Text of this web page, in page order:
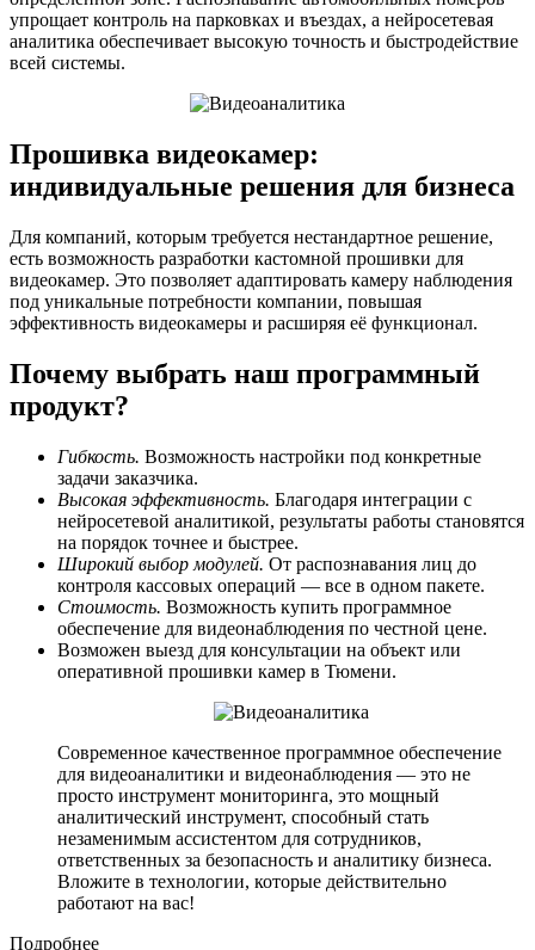
упрощает контроль на парковках и въездах, а нейросетевая
аналитика обеспечивает высокую точность и быстродействие
всей системы.
Прошивка видеокамер:
индивидуальные решения для бизнеса
Для компаний, которым требуется нестандартное решение,
есть возможность разработки кастомной прошивки для
видеокамер. Это позволяет адаптировать камеру наблюдения
под уникальные потребности компании, повышая
эффективность видеокамеры и расширяя её функционал.
Почему выбрать наш программный
продукт?
Гибкость. Возможность настройки под конкретные
задачи заказчика.
Высокая эффективность. Благодаря интеграции с
нейросетевой аналитикой, результаты работы становятся
на порядок точнее и быстрее.
Широкий выбор модулей. От распознавания лиц до
контроля кассовых операций — все в одном пакете.
Стоимость. Возможность купить программное
обеспечение для видеонаблюдения по честной цене.
Возможен выезд для консультации на объект или
оперативной прошивки камер в Тюмени.
Современное качественное программное обеспечение
для видеоаналитики и видеонаблюдения — это не
просто инструмент мониторинга, это мощный
аналитический инструмент, способный стать
незаменимым ассистентом для сотрудников,
ответственных за безопасность и аналитику бизнеса.
Вложите в технологии, которые действительно
работают на вас!
Подробнее